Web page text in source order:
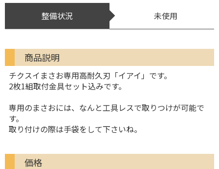
整備状況 未使用
商品説明
チクスイまさお専用高耐久刃「イアイ」です。
2枚1組取付金具セット込みです。
専用のまさおには、なんと工具レスで取りつけが可能で
す。
取り付けの際は手袋をして下さいね。
価格